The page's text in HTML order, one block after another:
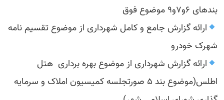
بندهای ۶و۷و۹ موضوع فوق
ارائه گزارش جامع و کامل شهرداری از موضوع تقسیم نامه
شهرک خودرو
ارائه گزارش شهرداری از موضوع بهره برداری هتل
اطلس(موضوع بند ۵ صورتجلسه کمیسیون املاک و سرمایه